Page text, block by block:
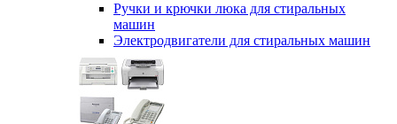
Ручки и крючки люка для стиральных
машин
Электродвигатели для стиральных машин